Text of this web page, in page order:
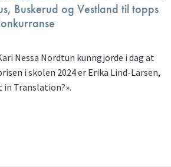
Buskerud og Vestland til topps
Nessa Nordtun kunngjorde i dag at
i skolen 2024 er Erika Lind-Larsen,
Translation?».